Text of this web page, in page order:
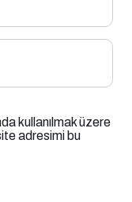
kullanılmak üzere
adresimi bu